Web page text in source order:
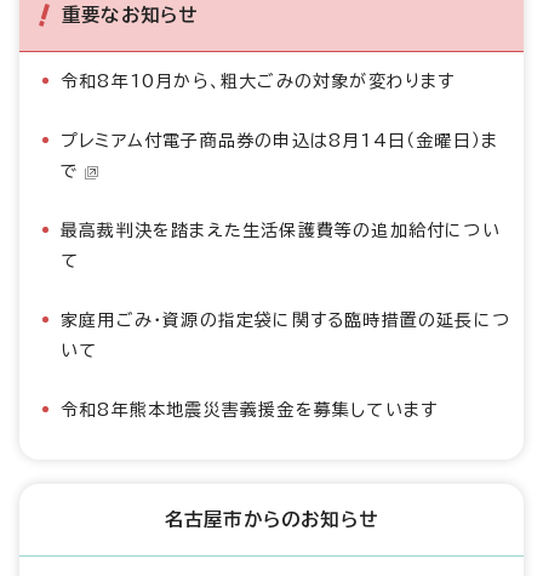
重要なお知らせ
令和8年10月から、粗大ごみの対象が変わります
プレミアム付電子商品券の申込は8月14日（金曜日）ま
で
最高裁判決を踏まえた生活保護費等の追加給付につい
て
家庭用ごみ・資源の指定袋に関する臨時措置の延長につ
いて
令和8年熊本地震災害義援金を募集しています
名古屋市からのお知らせ